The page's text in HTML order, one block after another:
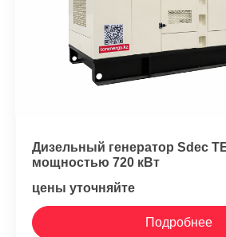
Дизельный генератор Sdec
мощностью 720 кВт
цены уточняйте
Подробнее